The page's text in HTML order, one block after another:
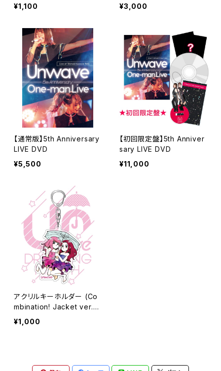
¥1,100
¥3,000
【通常版】5th Anniversary
LIVE DVD
¥5,500
【初回限定盤】5th Anniver
sary LIVE DVD
¥11,000
アクリルキーホルダー (Co
mbination! Jacket ver.)
- DREAMING MATCH -
¥1,000